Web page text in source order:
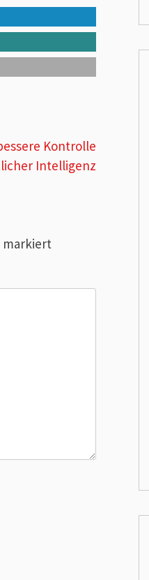
Kontrolle
Intelligenz
markiert